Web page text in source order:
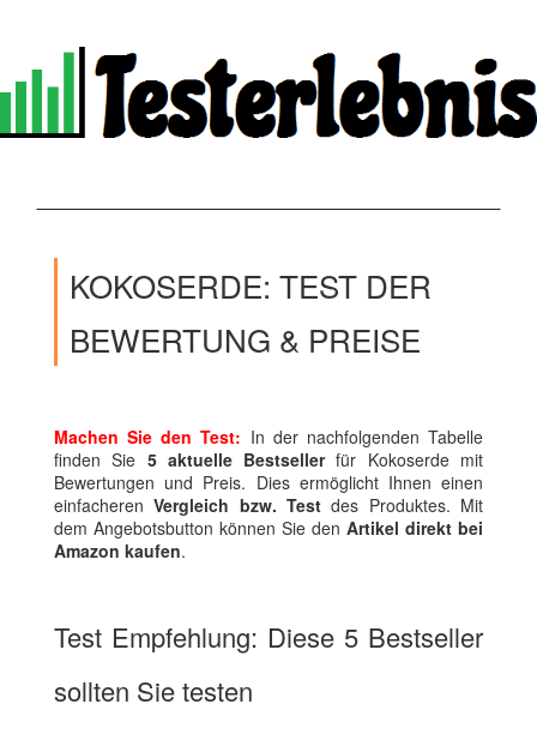
KOKOSERDE: TEST DER
BEWERTUNG & PREISE
Machen Sie den Test: In der nachfolgenden Tabelle
finden Sie 5 aktuelle Bestsellerfür Kokoserde mit
Bewertungen und Preis. Dies ermöglicht Ihnen einen
einfacherenVergleich bzw. Test des Produktes. Mit
dem Angebotsbutton können Sie den Artikel direkt bei
Amazon kaufen.
Test Empfehlung: Diese 5 Bestseller
sollten Sie testen